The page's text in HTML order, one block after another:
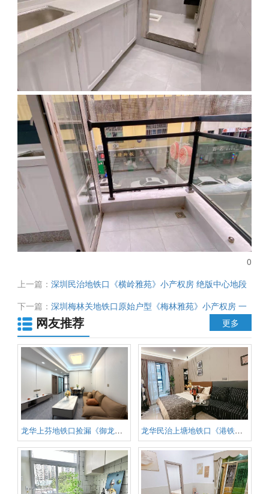
0
上一篇：深圳民治地铁口《横岭雅苑》小产权房 绝版中心地段
原始户型 总价仅需49.8万起 周边豪华配套应有尽有 投资自住
首选
下一篇：深圳梅林关地铁口原始户型《梅林雅苑》小产权房 一
梯两户 精装带家私 通天然气 拎包入住 总价69.8万起
网友推荐 更多
龙华上芬地铁口捡漏《御龙佳园》 龙华民治上塘地铁口《港铁壹号》